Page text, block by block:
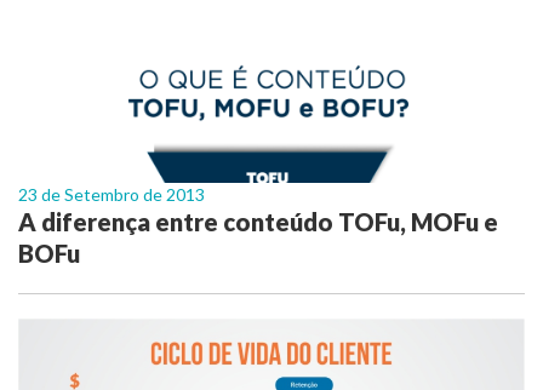
23 de Setembro de 2013
A diferença entre conteúdo TOFu, MOFu e
BOFu